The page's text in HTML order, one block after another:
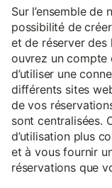
Sur l’ensemble de
possibilité de
et de réserver des
ouvrez un compte
d’utiliser une
différents sites
de vos
sont centralisées.
d’utilisation plus
et à vous fournir
réservations que